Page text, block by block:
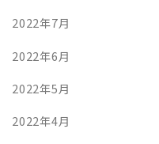
2022年7月
2022年6月
2022年5月
2022年4月